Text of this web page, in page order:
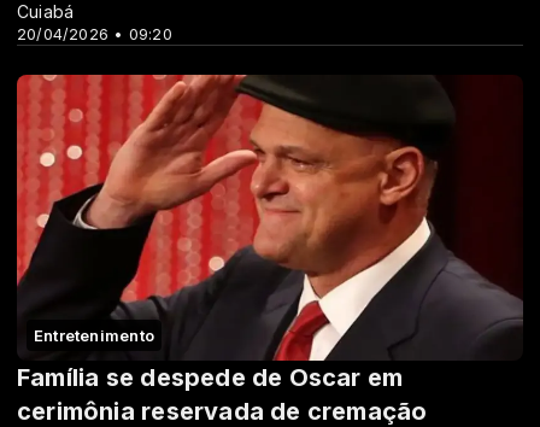
20/04/2026 • 09:20
Cuiabá
Entretenimento
Família se despede de Oscar em
cerimônia reservada de cremação